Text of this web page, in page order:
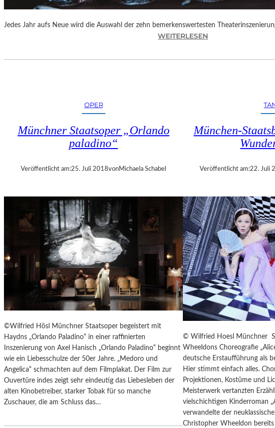
N
Jedes Jahr aufs Neue wird die Auswahl der zehn bemerkenswertesten
WEITERLESEN
E
6
T
A
T
E
R
T
R
E
F
F
E
“
E
R
B
E
R
L
I
N
OPER
Münchner Staatsoper „Orlando
paladino“
Veröffentlicht am:25. Juli 2018vonMichaela Schabel
©Wilfried Hösl Münchner Staatsoper begeistert mit
Haydns „Orlando Paladino“ in einer raffinierten
Inszenierung von Axel Hanisch „Orlando Paladino“ beginnt
wie ein Liebesschulze der 50er Jahre. „Medoro und
Angelica“ schmachten auf dem Filmplakat. Der Film zur
Ouvertüre indes zeigt sehr eindeutig das Liebesleben der
alten Kinobetreiber, starker Tobak für so manche
Zuschauer, die am Schluss das…
München-
Veröffentlicht am:22. Juli
© Wilfried Hoesl Münchner
Wheeldons Choreografie
deutsche Erstaufführung als
Hier stimmt einfach alles.
Projektionen, Kostüme und
Meisterwerk vertanzten
vielschichtigen Kinderroman
verwandelte der
Christopher Wheeldon